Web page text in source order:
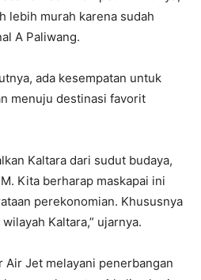
lebih murah karena sudah
A Paliwang.
ada kesempatan untuk
menuju destinasi favorit
Kaltara dari sudut budaya,
Kita berharap maskapai ini
perekonomian. Khususnya
Kaltara,” ujarnya.
Air Jet melayani penerbangan